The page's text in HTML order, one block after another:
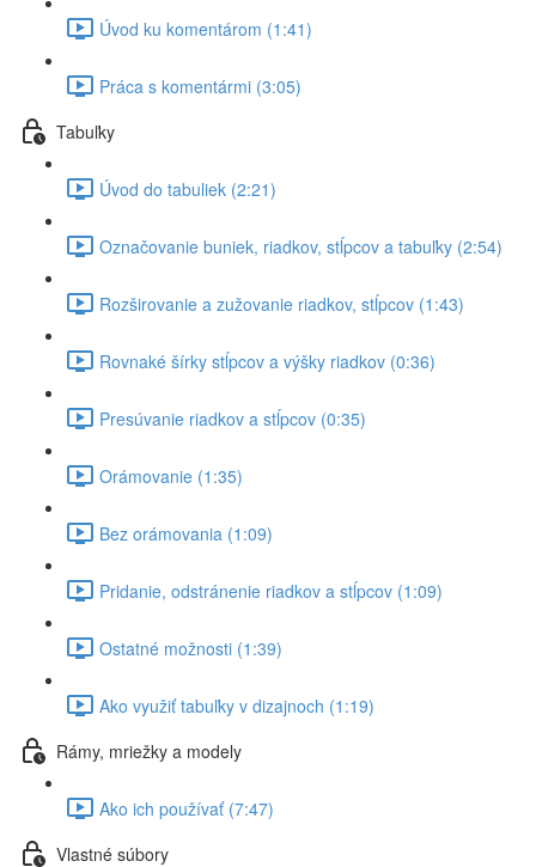
Úvod ku komentárom (1:41)
Práca s komentármi (3:05)
Tabuľky
Úvod do tabuliek (2:21)
Označovanie buniek, riadkov, stĺpcov a tabuľky (2:54)
Rozširovanie a zužovanie riadkov, stĺpcov (1:43)
Rovnaké šírky stĺpcov a výšky riadkov (0:36)
Presúvanie riadkov a stĺpcov (0:35)
Orámovanie (1:35)
Bez orámovania (1:09)
Pridanie, odstránenie riadkov a stĺpcov (1:09)
Ostatné možnosti (1:39)
Ako využiť tabuľky v dizajnoch (1:19)
Rámy, mriežky a modely
Ako ich používať (7:47)
Vlastné súbory